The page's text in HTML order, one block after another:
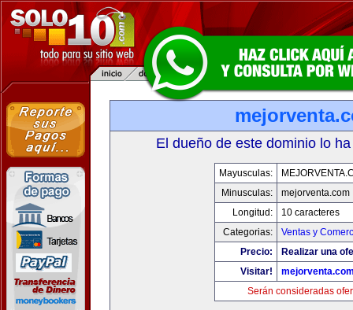
El dueño de este dominio lo
Mayusculas:
Minusculas:
mejorventa.com
Longitud:
10 caracteres
Categorias:
Ventas y
Precio:
Realizar una
Visitar!
Serán consideradas